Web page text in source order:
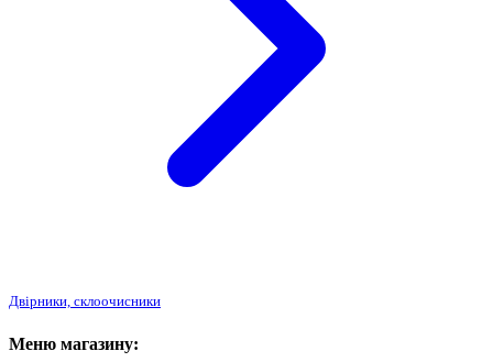
Двірники, склоочисники
Меню магазину: